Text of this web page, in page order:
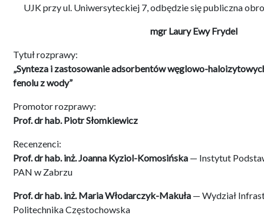
UJK przy ul. Uniwersyteckiej 7, odbędzie się publiczna
mgr Laury Ewy Frydel
Tytuł rozprawy:
„Synteza i zastosowanie adsorbentów węglowo-
fenolu z wody”
Promotor rozprawy:
Prof. dr hab. Piotr Słomkiewicz
Recenzenci:
Prof. dr hab. inż. Joanna Kyziol-Komosińska — Instytut
PAN w Zabrzu
Prof. dr hab. inż. Maria Włodarczyk-Makuła — Wydział
Politechnika Częstochowska